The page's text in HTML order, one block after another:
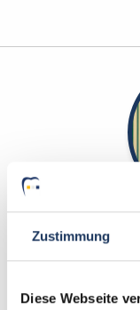
Zustimmung
Diese Webseite
Ansprechpartner
Melden Sie sich